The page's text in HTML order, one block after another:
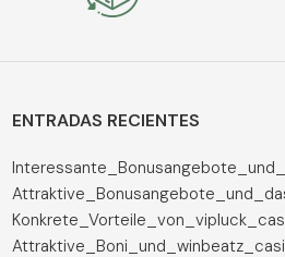
ENTRADAS RECIENTES